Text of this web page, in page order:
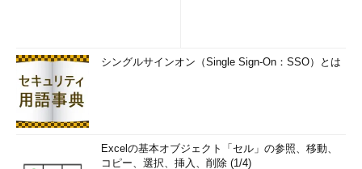
シングルサインオン（Single Sign-On：SSO）とは
Excelの基本オブジェクト「セル」の参照、移動、
コピー、選択、挿入、削除 (1/4)